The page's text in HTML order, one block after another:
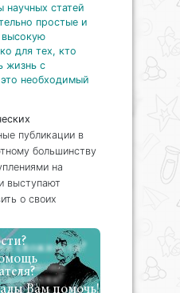
научных статей
простые и
высокую
для тех, кто
жизнь с
необходимый
публикации в
большинству
на
выступают
о своих
Вам помочь!